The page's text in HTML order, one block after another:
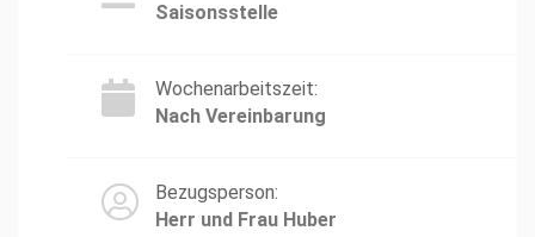
Saisonsstelle
Wochenarbeitszeit:
Nach Vereinbarung
Bezugsperson:
Herr und Frau Huber